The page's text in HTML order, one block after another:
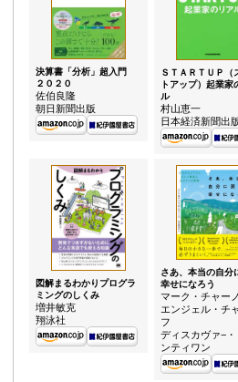
決算書「分析」超入門
２０２０
佐伯良隆
朝日新聞出版
ＳＴＡＲＴＵＰ（
トアップ）起業家
ル
村山恵一
日本経済新聞出
図解まるわかりプログラ
ミングのしくみ
増井敏克
翔泳社
さあ、本当の自分
幸せになろう
マーク・チャー
エンジェル・チ
フ
ディスカヴァ−・
ンティワン